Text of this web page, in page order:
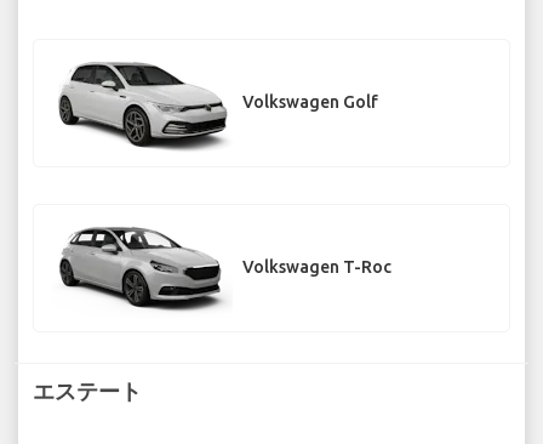
Volkswagen Golf
Volkswagen T-Roc
エステート